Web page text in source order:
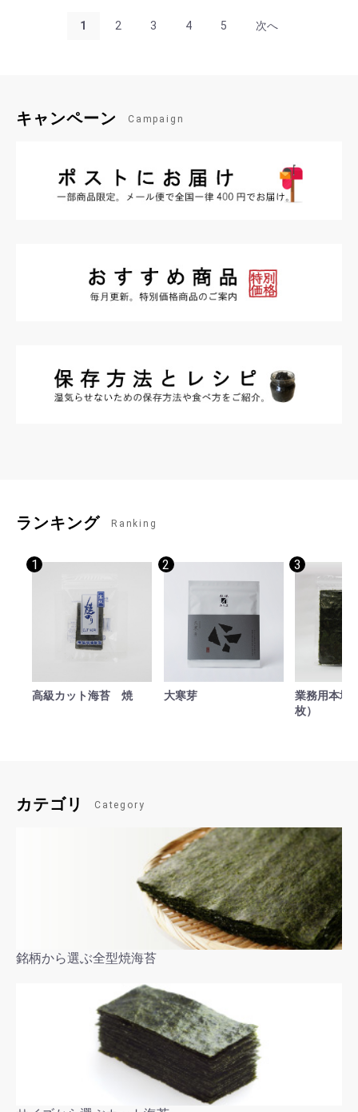
1 2 3 4 5 次へ
キャンペーン Campaign
ランキング Ranking
1
高級カット海苔 焼
2
大寒芽
3
業務用本場
枚）
カテゴリ Category
銘柄から選ぶ全型焼海苔